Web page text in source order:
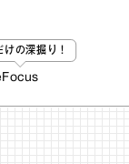
けの深掘り！
Focus